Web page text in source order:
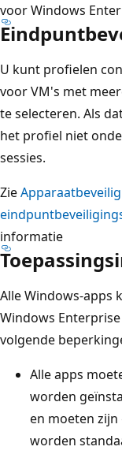
voor Windows
U kunt profielen
voor VM's met
te selecteren. Als
het profiel niet
sessies.
Zie
informatie
Alle Windows-apps
Windows
volgende
Alle apps
worden
en moeten
worden